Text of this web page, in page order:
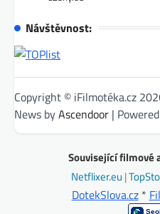
Návštěvnost:
Copyright © iFilmotéka.cz
News byAscendoor |
Související filmové
Netflixer.eu |
DotekSlova.cz*